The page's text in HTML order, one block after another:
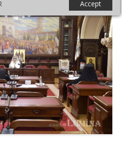
Accept